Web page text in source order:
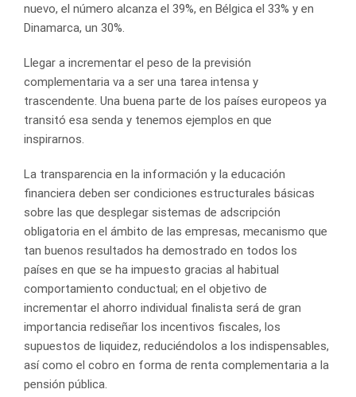
nuevo, el número alcanza el 39%, en Bélgica el 33% y en
Dinamarca, un 30%.
Llegar a incrementar el peso de la previsión
complementaria va a ser una tarea intensa y
trascendente. Una buena parte de los países europeos ya
transitó esa senda y tenemos ejemplos en que
inspirarnos.
La transparencia en la información y la educación
financiera deben ser condiciones estructurales básicas
sobre las que desplegar sistemas de adscripción
obligatoria en el ámbito de las empresas, mecanismo que
tan buenos resultados ha demostrado en todos los
países en que se ha impuesto gracias al habitual
comportamiento conductual; en el objetivo de
incrementar el ahorro individual finalista será de gran
importancia rediseñar los incentivos fiscales, los
supuestos de liquidez, reduciéndolos a los indispensables,
así como el cobro en forma de renta complementaria a la
pensión pública.